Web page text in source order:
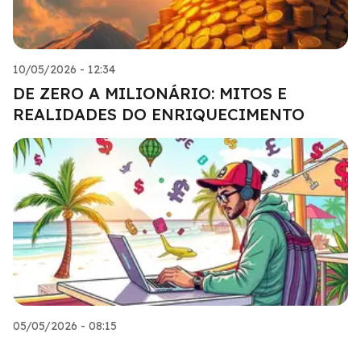
10/05/2026 - 12:34
DE ZERO A MILIONÁRIO: MITOS E
REALIDADES DO ENRIQUECIMENTO
05/05/2026 - 08:15